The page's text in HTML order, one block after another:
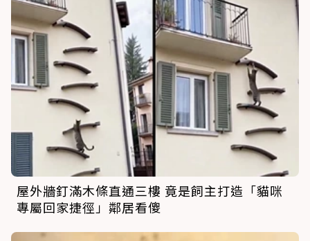
屋外牆釘滿木條直通三樓 竟是飼主打造「貓咪
專屬回家捷徑」鄰居看傻